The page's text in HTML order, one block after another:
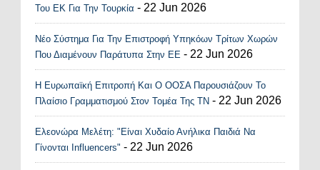
Του ΕΚ Για Την Τουρκία - 22 Jun 2026
Νέο Σύστημα Για Την Επιστροφή Υπηκόων Τρίτων Χωρών
Που Διαμένουν Παράτυπα Στην ΕΕ - 22 Jun 2026
Η Ευρωπαϊκή Επιτροπή Και Ο ΟΟΣΑ Παρουσιάζουν Το
Πλαίσιο Γραμματισμού Στον Τομέα Της ΤΝ - 22 Jun 2026
Ελεονώρα Μελέτη: "Είναι Χυδαίο Ανήλικα Παιδιά Να
Γίνονται Influencers" - 22 Jun 2026